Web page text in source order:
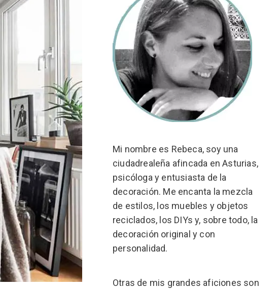
Mi nombre es Rebeca, soy una
ciudadrealeña afincada en Asturias,
psicóloga y entusiasta de la
decoración. Me encanta la mezcla
de estilos, los muebles y objetos
reciclados, los DIYs y, sobre todo, la
decoración original y con
personalidad.
Otras de mis grandes aficiones son